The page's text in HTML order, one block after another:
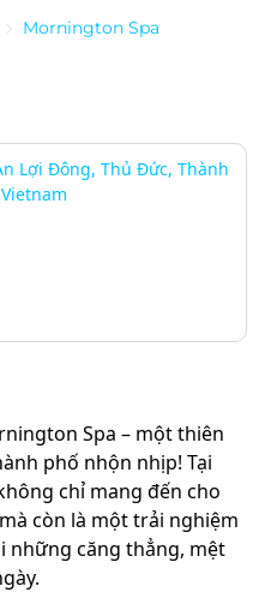
Mornington Spa
Lợi Đông, Thủ Đức, Thành
Spa – một thiên
phố nhộn nhịp! Tại
chỉ mang đến cho
còn là một trải nghiệm
những căng thẳng, mệt